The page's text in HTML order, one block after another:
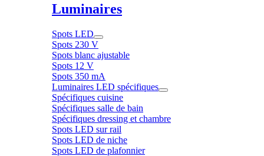
Luminaires
Spots LED
Spots 230 V
Spots blanc ajustable
Spots 12 V
Spots 350 mA
Luminaires LED spécifiques
Spécifiques cuisine
Spécifiques salle de bain
Spécifiques dressing et chambre
Spots LED sur rail
Spots LED de niche
Spots LED de plafonnier